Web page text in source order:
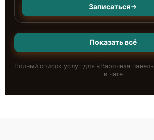
Записаться
Показать всё
Полный список услуг для «Варочная панель
в чате